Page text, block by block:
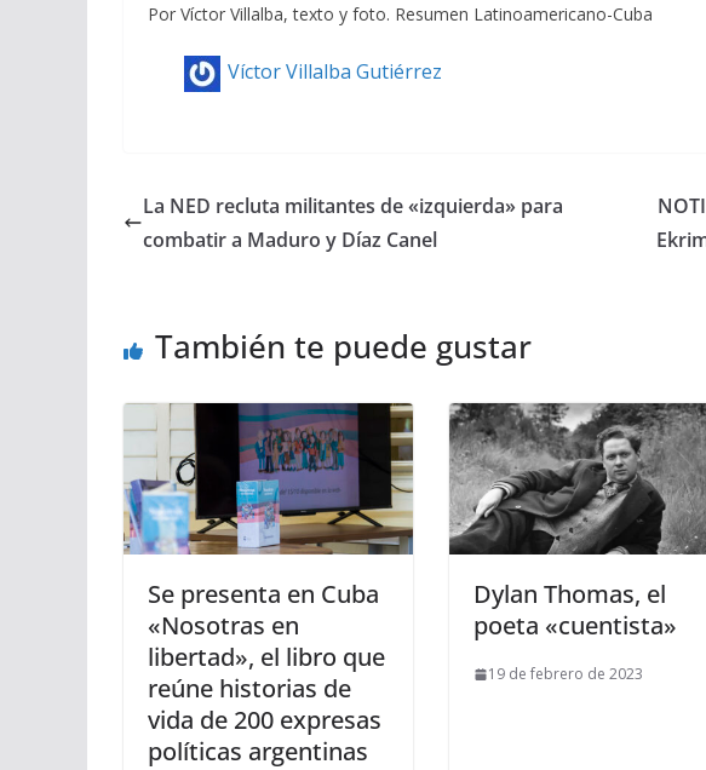
Por Víctor Villalba, texto y foto. Resumen Latinoamericano-Cuba
Víctor Villalba Gutiérrez
La NED recluta militantes de «izquierda» para
combatir a Maduro y Díaz Canel
También te puede gustar
Se presenta en Cuba
«Nosotras en
libertad», el libro que
reúne historias de
vida de 200 expresas
políticas argentinas
Dylan Thomas, el
poeta «cuentista»
19 de febrero de 2023